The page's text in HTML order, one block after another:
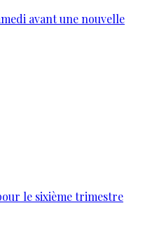
avant une nouvelle
le sixième trimestre